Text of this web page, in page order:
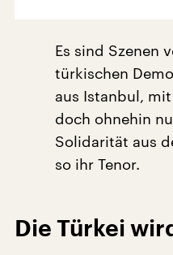
Es sind Szenen
türkischen
aus Istanbul,
doch ohnehin
Solidarität aus
so ihr Tenor.
Die Türkei